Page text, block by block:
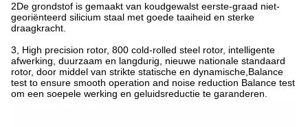
2De grondstof is gemaakt van koudgewalst eerste-graad niet-
georiënteerd silicium staal met goede taaiheid en sterke
draagkracht.
3, High precision rotor, 800 cold-rolled steel rotor, intelligente
afwerking, duurzaam en langdurig, nieuwe nationale standaard
rotor, door middel van strikte statische en dynamische,Balance
test to ensure smooth operation and noise reduction Balance test
om een soepele werking en geluidsreductie te garanderen.